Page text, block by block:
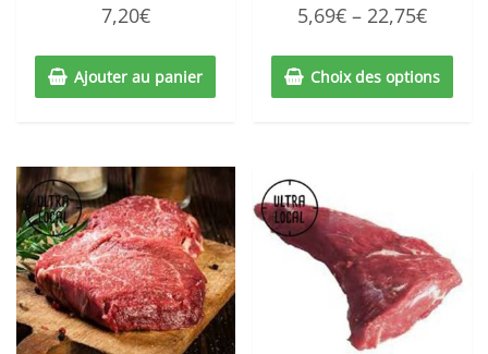
sur
7,20€
Ajouter au panier
0
5,69€ – 22,75€
Choix des options